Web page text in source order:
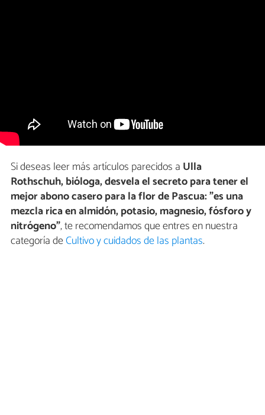
Si deseas leer más artículos parecidos a Ulla
Rothschuh, bióloga, desvela el secreto para tener el
mejor abono casero para la flor de Pascua: "es una
mezcla rica en almidón, potasio, magnesio, fósforo y
nitrógeno", te recomendamos que entres en nuestra
categoría deCultivo y cuidados de las plantas.